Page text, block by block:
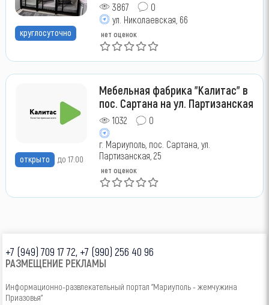
круглосуточно
3867
0
ул. Николаевская, 66
нет оценок
открыто до 17:00
Мебельная фабрика "Калитас" в
пос. Сартана на ул. Партизанская
1032 0
г. Мариуполь, пос. Сартана, ул.
Партизанская, 25
нет оценок
+7 (949) 709 17 72, +7 (990) 256 40 96
РАЗМЕЩЕНИЕ РЕКЛАМЫ
Информационно-развлекательный портал "Мариуполь - жемчужина
Приазовья"